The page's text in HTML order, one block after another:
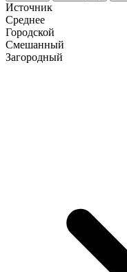
Источник
Среднее
Городской
Смешанный
Загородный